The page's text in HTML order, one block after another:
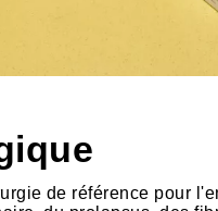
de référence pour